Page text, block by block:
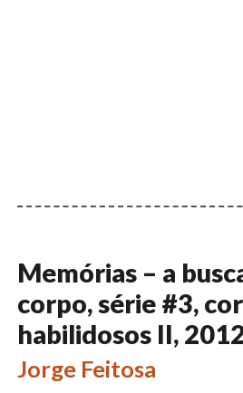
Memórias – a
corpo, série #3,
habilidosos II,
Jorge Feitosa